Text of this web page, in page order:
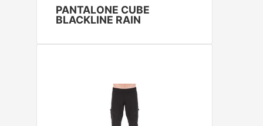
PANTALONE CUBE
BLACKLINE RAIN